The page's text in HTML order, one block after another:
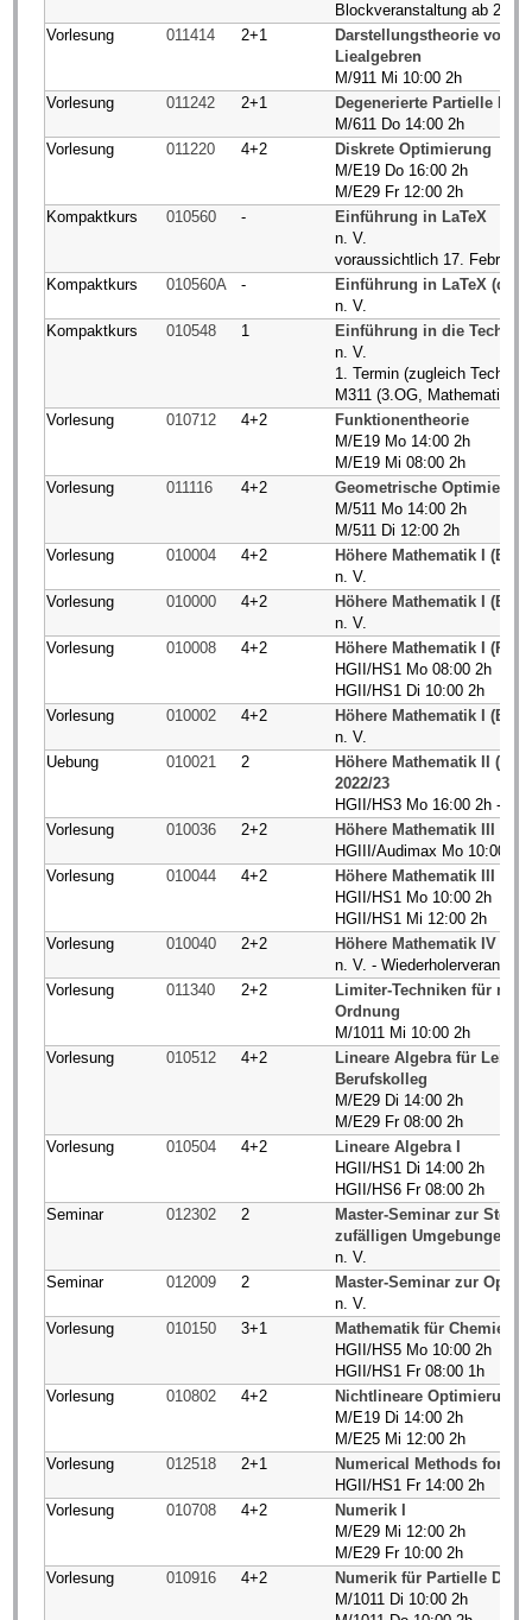
Blockveranstaltung ab
Vorlesung
011414 2+1
Darstellungstheorie von
Liealgebren
M/911 Mi 10:00 2h
Vorlesung
011242 2+1
Degenerierte Partielle
M/611 Do 14:00 2h
Vorlesung
011220 4+2
Diskrete Optimierung
M/E19 Do 16:00 2h
M/E29 Fr 12:00 2h
Kompaktkurs
010560 -
Einführung in LaTeX
n. V.
voraussichtlich 17. Februar
Kompaktkurs
010560A -
Einführung in LaTeX
n. V.
Kompaktkurs
010548 1
Einführung in die
n. V.
1. Termin (zugleich
M311 (3.OG,
Vorlesung
010712 4+2
Funktionentheorie
M/E19 Mo 14:00 2h
M/E19 Mi 08:00 2h
Vorlesung
011116 4+2
Geometrische
M/511 Mo 14:00 2h
M/511 Di 12:00 2h
Vorlesung
010004 4+2
Höhere Mathematik I (BCI/
n. V.
Vorlesung
010000 4+2
Höhere Mathematik I
n. V.
Vorlesung
010008 4+2
Höhere Mathematik I (P/
HGII/HS1 Mo 08:00 2h
HGII/HS1 Di 10:00 2h
Vorlesung
010002 4+2
Höhere Mathematik I
n. V.
Uebung
010021 2
Höhere Mathematik II
2022/23
HGII/HS3 Mo 16:00 2h -
Vorlesung
010036 2+2
Höhere Mathematik III
HGIII/Audimax Mo 10:00 2h
Vorlesung
010044 4+2
Höhere Mathematik III (P/
HGII/HS1 Mo 10:00 2h
HGII/HS1 Mi 12:00 2h
Vorlesung
010040 2+2
Höhere Mathematik IV
n. V. -
Vorlesung
011340 2+2
Limiter-Techniken für
Ordnung
M/1011 Mi 10:00 2h
Vorlesung
010512 4+2
Lineare Algebra für
Berufskolleg
M/E29 Di 14:00 2h
M/E29 Fr 08:00 2h
Vorlesung
010504 4+2
Lineare Algebra I
HGII/HS1 Di 14:00 2h
HGII/HS6 Fr 08:00 2h
Seminar
012302 2
Master-Seminar zur
zufälligen Umgebungen)
n. V.
Seminar
012009 2
Master-Seminar zur
n. V.
Vorlesung
010150 3+1
Mathematik für
HGII/HS5 Mo 10:00 2h
HGII/HS1 Fr 08:00 1h
Vorlesung
010802 4+2
Nichtlineare Optimierung
M/E19 Di 14:00 2h
M/E25 Mi 12:00 2h
Vorlesung
012518 2+1
Numerical Methods for
HGII/HS1 Fr 14:00 2h
Vorlesung
010708 4+2
Numerik I
M/E29 Mi 12:00 2h
M/E29 Fr 10:00 2h
Vorlesung
010916 4+2
Numerik für Partielle
M/1011 Di 10:00 2h